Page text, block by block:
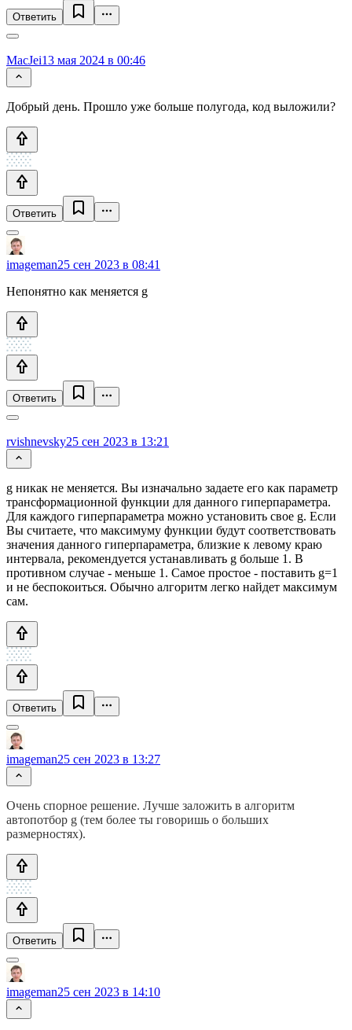
Ответить
MacJei13 мая 2024 в 00:46
Добрый день. Прошло уже больше полугода, код выложили?
Ответить
imageman25 сен 2023 в 08:41
Непонятно как меняется g
Ответить
rvishnevsky25 сен 2023 в 13:21
g никак не меняется. Вы изначально задаете его как параметр
трансформационной функции для данного гиперпараметра.
Для каждого гиперпараметра можно установить свое g. Если
Вы считаете, что максимуму функции будут соответствовать
значения данного гиперпараметра, близкие к левому краю
интервала, рекомендуется устанавливать g больше 1. В
противном случае - меньше 1. Самое простое - поставить g=1
и не беспокоиться. Обычно алгоритм легко найдет максимум
сам.
Ответить
imageman25 сен 2023 в 13:27
Очень спорное решение. Лучше заложить в алгоритм
автопотбор g (тем более ты говоришь о больших
размерностях).
Ответить
imageman25 сен 2023 в 14:10